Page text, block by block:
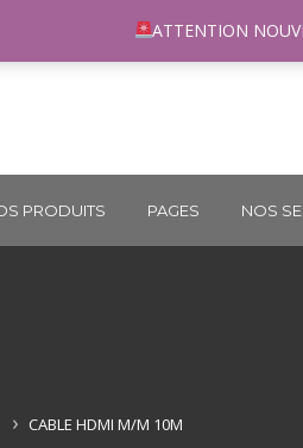
33400 TALENCE
PRODUITS PAGES NOS
CABLE HDMI M/M 10M
ATTENTION